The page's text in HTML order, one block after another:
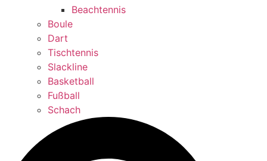
Beachtennis
Boule
Dart
Tischtennis
Slackline
Basketball
Fußball
Schach